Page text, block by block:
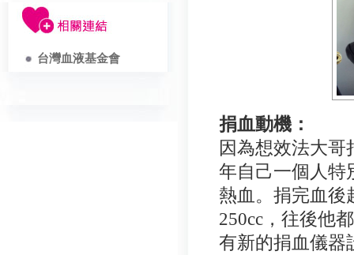
台灣血液基金會
捐血動機：
因為想效法大
年自己一個人特
熱血。捐完血後
250cc，往後他
有新的捐血儀器